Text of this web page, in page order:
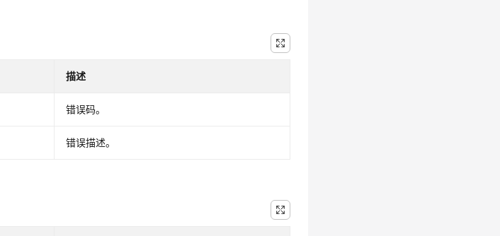
描述
错误码。
错误描述。